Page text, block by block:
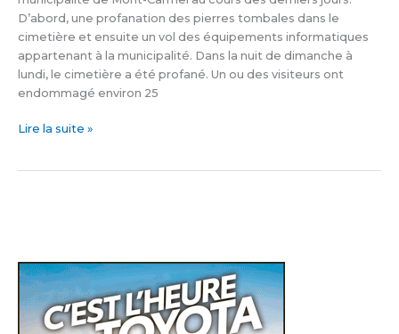
D’abord, une profanation des pierres tombales dans le
cimetière et ensuite un vol des équipements informatiques
appartenant à la municipalité. Dans la nuit de dimanche à
lundi, le cimetière a été profané. Un ou des visiteurs ont
endommagé environ 25
Carmel
Lire la suite »